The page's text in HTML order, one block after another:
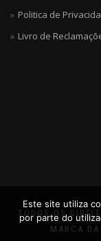
Politica de
Livro de
TODOS OS
MARCA
Este site utiliza
por parte do